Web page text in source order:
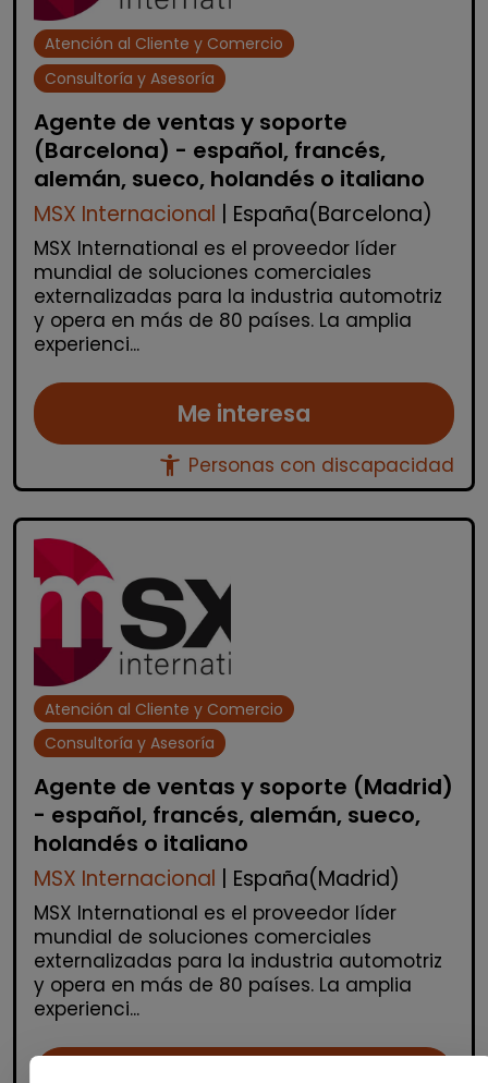
Atención al Cliente y Comercio
Consultoría y Asesoría
Agente de ventas y soporte
(Barcelona) - español, francés,
alemán, sueco, holandés o italiano
MSX Internacional | España(Barcelona)
MSX International es el proveedor líder
mundial de soluciones comerciales
externalizadas para la industria automotriz
y opera en más de 80 países. La amplia
experienci...
Me interesa
accessibility_new Personas con discapacidad
Atención al Cliente y Comercio
Consultoría y Asesoría
Agente de ventas y soporte (Madrid)
- español, francés, alemán, sueco,
holandés o italiano
MSX Internacional | España(Madrid)
MSX International es el proveedor líder
mundial de soluciones comerciales
externalizadas para la industria automotriz
y opera en más de 80 países. La amplia
experienci...